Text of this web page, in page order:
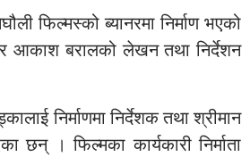
फिल्मस्को ब्यानरमा निर्माण भएको
आकाश बरालको लेखन तथा निर्देशन
निर्माणमा निर्देशक तथा श्रीमान
छन् । फिल्मका कार्यकारी निर्माता